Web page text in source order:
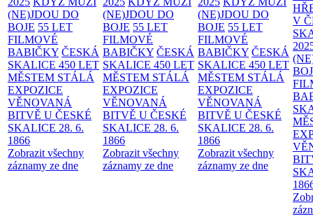
(NE)JDOU DO
BOJE 55 LET
FILMOVÉ
BABIČKY ČESKÁ
SKALICE 450 LET
MĚSTEM STÁLÁ
EXPOZICE
VĚNOVANÁ
BITVĚ U ČESKÉ
SKALICE 28. 6.
1866
Zobrazit všechny
záznamy ze dne
(NE)JDOU DO
BOJE 55 LET
FILMOVÉ
BABIČKY ČESKÁ
SKALICE 450 LET
MĚSTEM STÁLÁ
EXPOZICE
VĚNOVANÁ
BITVĚ U ČESKÉ
SKALICE 28. 6.
1866
Zobrazit všechny
záznamy ze dne
(NE)JDOU DO
BOJE 55 LET
FILMOVÉ
BABIČKY ČESKÁ
SKALICE 450 LET
MĚSTEM STÁLÁ
EXPOZICE
VĚNOVANÁ
BITVĚ U ČESKÉ
SKALICE 28. 6.
1866
Zobrazit všechny
záznamy ze dne
V